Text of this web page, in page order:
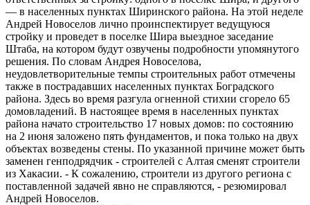
— в населенных пунктах Ширинского района. На этой неделе
Андрей Новоселов лично проинспектирует ведущуюся
стройку и проведет в поселке Шира выездное заседание
Штаба, на котором будут озвучены подробности упомянутого
решения. По словам Андрея Новоселова,
неудовлетворительные темпы строительных работ отмечены
также в пострадавших населенных пунктах Боградского
района. Здесь во время разгула огненной стихии сгорело 65
домовладений. В настоящее время в населенных пунктах
района начато строительство 17 новых домов: по состоянию
на 2 июня заложено пять фундаментов, и пока только на двух
объектах возведены стены. По указанной причине может быть
заменен генподрядчик - строителей с Алтая сменят строители
из Хакасии. - К сожалению, строители из другого региона с
поставленной задачей явно не справляются, - резюмировал
Андрей Новоселов.